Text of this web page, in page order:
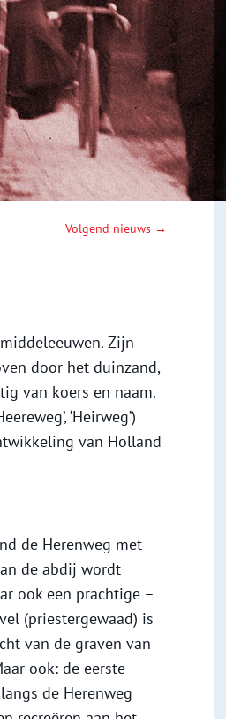
Volgend nieuws →
Zijn
door het duinzand,
van koers en naam.
‘Heirweg’)
van Holland
de Herenweg met
de abdij wordt
ook een prachtige –
(priestergewaad) is
van de graven van
ook: de eerste
de Herenweg